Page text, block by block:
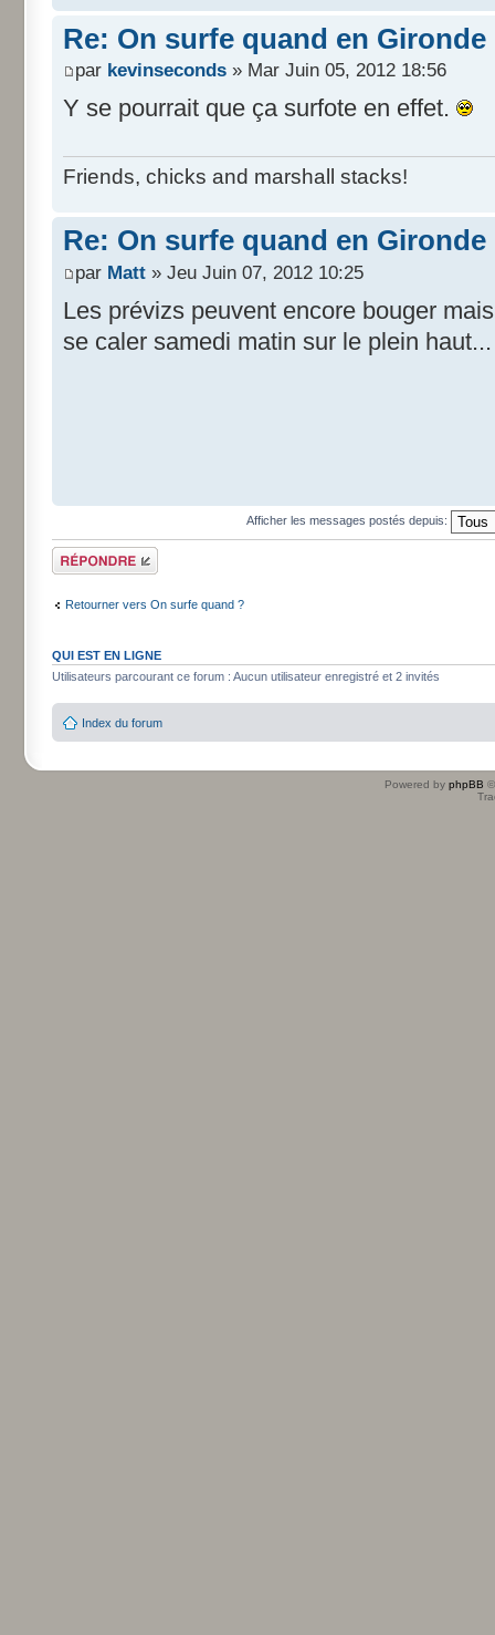
Re: On surfe quand en Gironde
par kevinseconds » Mar Juin 05, 2012 18:56
Y se pourrait que ça surfote en effet.
Friends, chicks and marshall stacks!
Re: On surfe quand en Gironde
par Matt » Jeu Juin 07, 2012 10:25
Les prévizs peuvent encore bouger
se caler samedi matin sur le plein haut...
Afficher les messages postés depuis:
Répondre
Retourner vers On surfe quand ?
QUI EST EN LIGNE
Utilisateurs parcourant ce forum : Aucun utilisateur enregistré et 2 invités
Index du forum
Powered by phpBB